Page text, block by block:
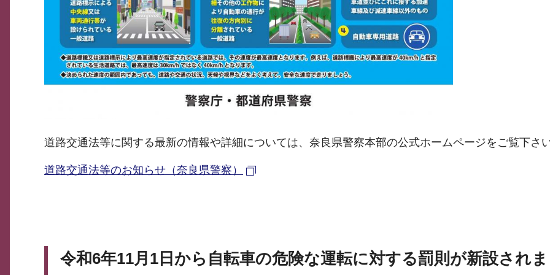
道路交通法等に関する最新の情報や詳細については、奈良県警察本部の公式ホームページをご覧下さい
道路交通法等のお知らせ（奈良県警察）
令和6年11月1日から自転車の危険な運転に対する罰則が新設され